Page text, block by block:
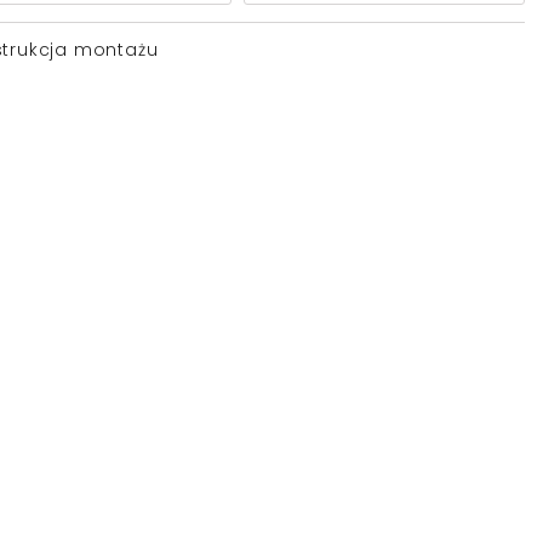
montażu